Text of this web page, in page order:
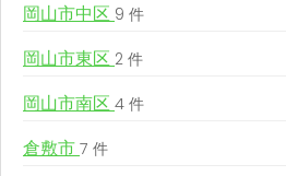
岡山市中区 9 件
岡山市東区 2 件
岡山市南区 4 件
倉敷市 7 件